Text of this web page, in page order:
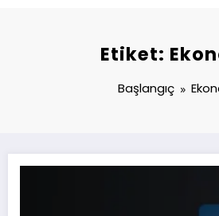
Etiket:
Başlangıç